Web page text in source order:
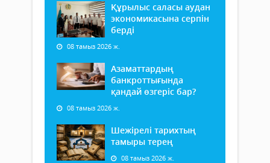
Құрылыс саласы аудан
экономикасына серпін
берді
08 тамыз 2026 ж.
Азаматтардың
банкроттығында
қандай өзгеріс бар?
08 тамыз 2026 ж.
Шежірелі тарихтың
тамыры терең
08 тамыз 2026 ж.